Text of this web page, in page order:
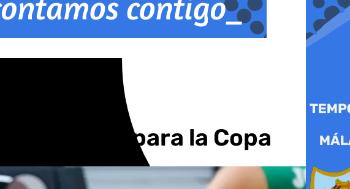
de serie para la Copa